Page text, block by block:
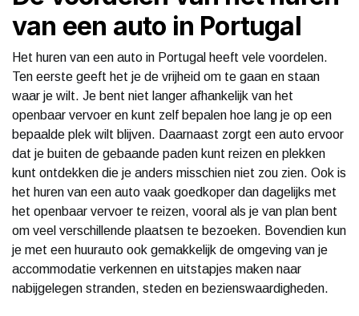
van een auto in Portugal
Het huren van een auto in Portugal heeft vele voordelen.
Ten eerste geeft het je de vrijheid om te gaan en staan
waar je wilt. Je bent niet langer afhankelijk van het
openbaar vervoer en kunt zelf bepalen hoe lang je op een
bepaalde plek wilt blijven. Daarnaast zorgt een auto ervoor
dat je buiten de gebaande paden kunt reizen en plekken
kunt ontdekken die je anders misschien niet zou zien. Ook is
het huren van een auto vaak goedkoper dan dagelijks met
het openbaar vervoer te reizen, vooral als je van plan bent
om veel verschillende plaatsen te bezoeken. Bovendien kun
je met een huurauto ook gemakkelijk de omgeving van je
accommodatie verkennen en uitstapjes maken naar
nabijgelegen stranden, steden en bezienswaardigheden.